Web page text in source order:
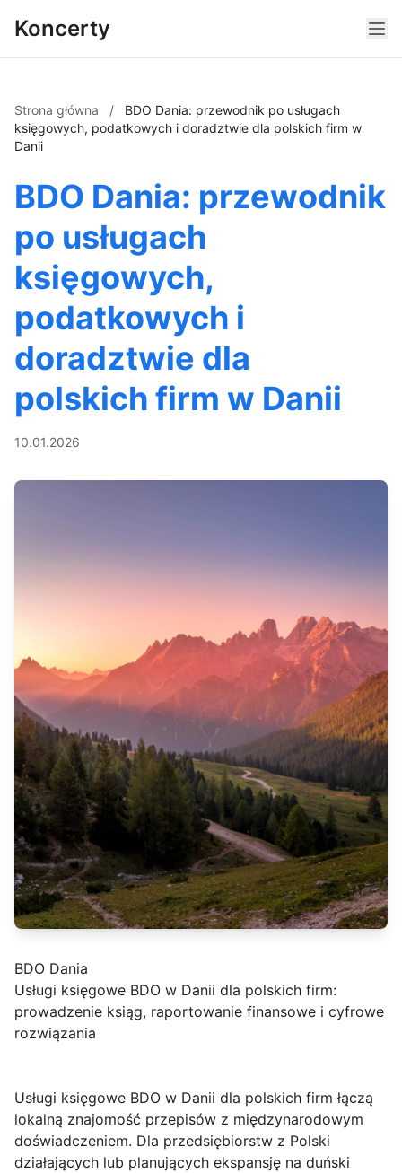
Koncerty
Strona główna /
BDO Dania: przewodnik po usługach
księgowych, podatkowych i doradztwie dla polskich firm w
Danii
BDO Dania: przewodnik
po usługach
księgowych,
podatkowych i
doradztwie dla
polskich firm w Danii
10.01.2026
BDO Dania
Usługi księgowe BDO w Danii dla polskich firm:
prowadzenie ksiąg, raportowanie finansowe i cyfrowe
rozwiązania
Usługi księgowe BDO w Danii dla polskich firm łączą
lokalną znajomość przepisów z międzynarodowym
doświadczeniem. Dla przedsiębiorstw z Polski
działających lub planujących ekspansję na duński